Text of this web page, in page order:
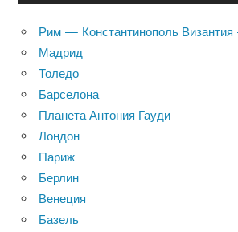
Рим — Константинополь
Мадрид
Толедо
Барселона
Планета Антония Гауди
Лондон
Париж
Берлин
Венеция
Базель